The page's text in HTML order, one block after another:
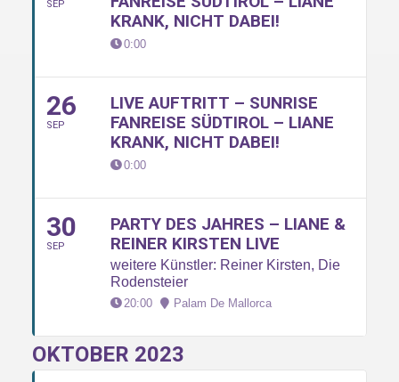
SEP
KRANK, NICHT DABEI!
0:00
26
SEP
LIVE AUFTRITT – SUNRISE
FANREISE SÜDTIROL – LIANE
KRANK, NICHT DABEI!
0:00
30
SEP
PARTY DES JAHRES – LIANE &
REINER KIRSTEN LIVE
weitere Künstler: Reiner Kirsten, Die
Rodensteier
20:00 Palam De Mallorca
OKTOBER 2023